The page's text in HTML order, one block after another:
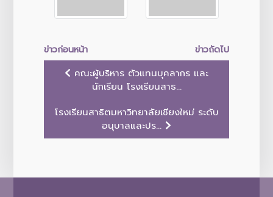
ข่าวก่อนหน้า
ข่าวถัดไป
คณะผู้บริหาร ตัวแทนบุคลากร และ
นักเรียน โรงเรียนสาธ...
โรงเรียนสาธิตมหาวิทยาลัยเชียงใหม่ ระดับ
อนุบาลและปร...